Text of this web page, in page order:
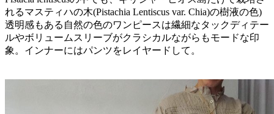
れるマスティハの木(Pistachia Lentiscus var. Chia)の樹液の色)
透明感もある自然の色のワンピースは繊細なタックディテー
ルやボリュームスリーブがクラシカルながらもモードな印
象。インナーにはパンツをレイヤードして。